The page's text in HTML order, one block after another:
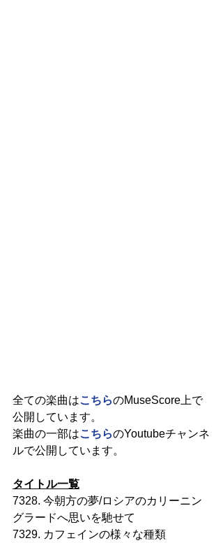
全ての楽曲はこちらのMuseScore上で
公開しています。
楽曲の一部はこちらのYoutubeチャンネ
ルで公開しています。
タイトル一覧
7328. 今朝方の夢/ロシアのカリーニン
グラードへ思いを馳せて
7329. カフェインの様々な種類